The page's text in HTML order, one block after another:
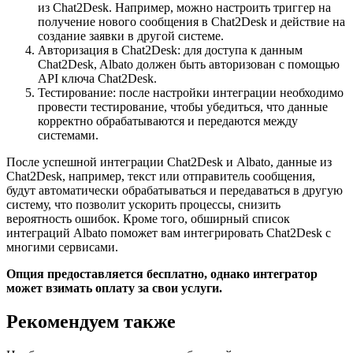
из Chat2Desk. Например, можно настроить триггер на
получение нового сообщения в Chat2Desk и действие на
создание заявки в другой системе.
Авторизация в Chat2Desk: для доступа к данным
Chat2Desk, Albato должен быть авторизован с помощью
API ключа Chat2Desk.
Тестирование: после настройки интеграции необходимо
провести тестирование, чтобы убедиться, что данные
корректно обрабатываются и передаются между
системами.
После успешной интеграции Chat2Desk и Albato, данные из
Chat2Desk, например, текст или отправитель сообщения,
будут автоматически обрабатываться и передаваться в другую
систему, что позволит ускорить процессы, снизить
вероятность ошибок. Кроме того, обширный список
интеграций Albato поможет вам интегрировать Chat2Desk с
многими сервисами.
Опция предоставляется бесплатно, однако интегратор
может взимать оплату за свои услуги.
Рекомендуем также